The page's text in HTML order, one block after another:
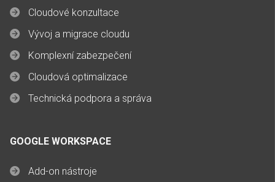
Cloudové konzultace
Vývoj a migrace cloudu
Komplexní zabezpečení
Cloudová optimalizace
Technická podpora a správa
GOOGLE WORKSPACE
Add-on nástroje